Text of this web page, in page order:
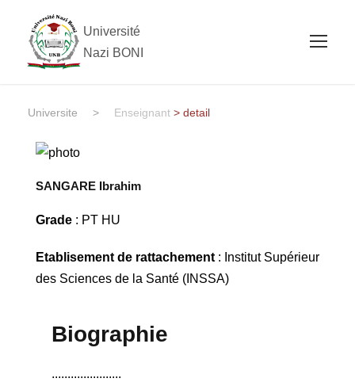
Université
Nazi BONI
Universite > Enseignant > detail
SANGARE Ibrahim
Grade: PT HU
Etablisement de rattachement: Institut Supérieur
des Sciences de la Santé (INSSA)
Biographie
......................